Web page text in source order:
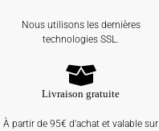
Nous utilisons les dernières
technologies SSL.
Livraison gratuite
À partir de 95€ d'achat et valable sur